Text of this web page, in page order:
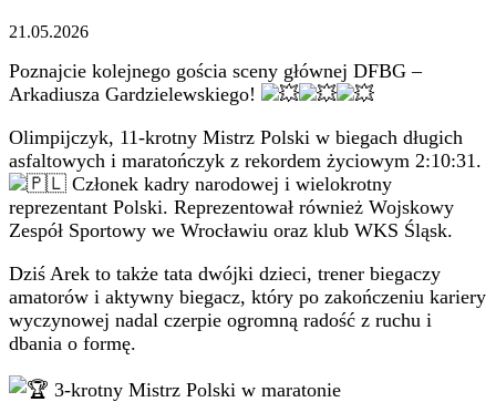
21.05.2026
Poznajcie kolejnego gościa sceny głównej DFBG –
Arkadiusza Gardzielewskiego!
Olimpijczyk, 11-krotny Mistrz Polski w biegach długich
asfaltowych i maratończyk z rekordem życiowym 2:10:31.
Członek kadry narodowej i wielokrotny
reprezentant Polski. Reprezentował również Wojskowy
Zespół Sportowy we Wrocławiu oraz klub WKS Śląsk.
Dziś Arek to także tata dwójki dzieci, trener biegaczy
amatorów i aktywny biegacz, który po zakończeniu kariery
wyczynowej nadal czerpie ogromną radość z ruchu i
dbania o formę.
3-krotny Mistrz Polski w maratonie